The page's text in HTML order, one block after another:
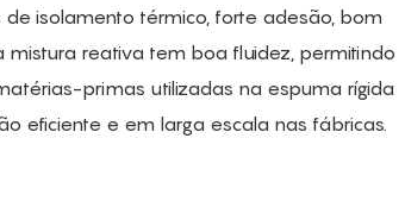
isolamento térmico, forte adesão, bom
reativa tem boa fluidez, permitindo
primas utilizadas na espuma rígida
eficiente e em larga escala nas fábricas.